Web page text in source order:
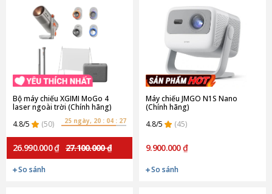
Bộ máy chiếu XGIMI MoGo 4
laser ngoài trời (Chính hãng)
4.8/5
(50) 25 ngày, 20 : 04 : 27
26.990.000 ₫ 27.100.000 ₫
So sánh
Máy chiếu JMGO N1S Nano
(Chính hãng)
4.8/5
(45)
9.900.000 ₫
So sánh